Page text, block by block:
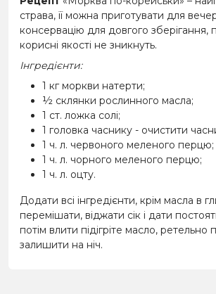
страва, її можна приготувати для
консервацію для довгого зберігання,
корисні якості не зникнуть.
Інгредієнти:
1 кг моркви натерти;
½ склянки рослинного масла;
1 ст. ложка солі;
1 головка часнику - очистити
1 ч. л. червоного меленого перцю;
1 ч. л. чорного меленого перцю;
1 ч. л. оцту.
Додати всі інгредієнти, крім масла в
перемішати, віджати сік і дати
потім влити підігріте масло, ретельно
залишити на ніч.